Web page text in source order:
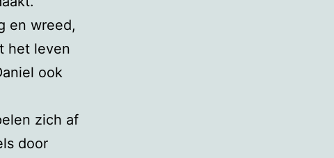
en wreed,
het leven
ook
zich af
door